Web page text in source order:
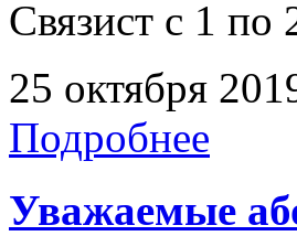
Связист с 1 по
25 октября
Подробнее
Уважаемые